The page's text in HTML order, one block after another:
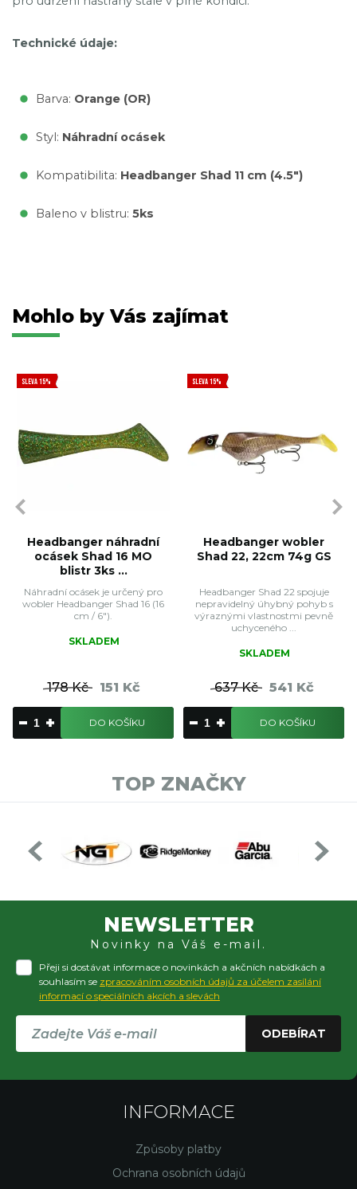
Technické údaje:
Barva: Orange (OR)
Styl: Náhradní ocásek
Kompatibilita: Headbanger Shad 11 cm (4.5")
Baleno v blistru: 5ks
Mohlo by Vás zajímat
SLEVA 15%
Headbanger náhradní
ocásek Shad 16 MO
blistr 3ks ...
Náhradní ocásek je určený pro
wobler Headbanger Shad 16 (16
cm / 6").
SKLADEM
178 Kč 151 Kč
DO KOŠÍKU
SLEVA 15%
Headbanger wobler
Shad 22, 22cm 74g GS
Headbanger Shad 22 spojuje
nepravidelný úhybný pohyb s
výraznými vlastnostmi pevně
uchyceného ...
SKLADEM
637 Kč 541 Kč
DO KOŠÍKU
TOP ZNAČKY
NEWSLETTER
Novinky na Váš e-mail.
Přeji si dostávat informace o novinkách a akčních nabídkách a
souhlasím se zpracováním osobních údajů za účelem zasílání
informací o speciálních akcích a slevách
ODEBÍRAT
INFORMACE
Způsoby platby
Ochrana osobních údajů